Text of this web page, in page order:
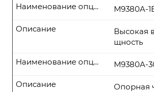
M9380A-
Наименование опции
Высокая
щность
Описание
M9380A-
Наименование опции
Опорная
Описание